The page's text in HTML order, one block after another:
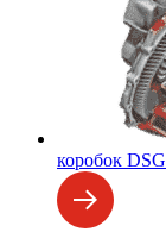
коробок DSG